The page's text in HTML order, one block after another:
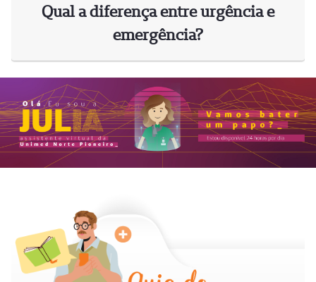
Qual a diferença entre urgência e
emergência?